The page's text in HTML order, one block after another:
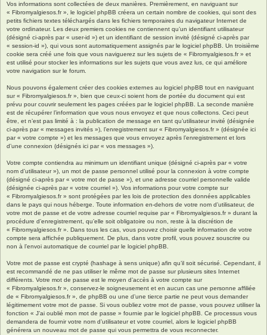
Vos informations sont collectées de deux manières. Premièrement, en naviguant sur
« Fibromyalgiesos.fr », le logiciel phpBB créera un certain nombre de cookies, qui sont des
petits fichiers textes téléchargés dans les fichiers temporaires du navigateur Internet de
votre ordinateur. Les deux premiers cookies ne contiennent qu’un identifiant utilisateur
(désigné ci-après par « user-id ») et un identifiant de session invité (désigné ci-après par
« session-id »), qui vous sont automatiquement assignés par le logiciel phpBB. Un troisième
cookie sera créé une fois que vous naviguerez sur les sujets de « Fibromyalgiesos.fr » et
est utilisé pour stocker les informations sur les sujets que vous avez lus, ce qui améliore
votre navigation sur le forum.
Nous pouvons également créer des cookies externes au logiciel phpBB tout en naviguant
sur « Fibromyalgiesos.fr », bien que ceux-ci soient hors de portée du document qui est
prévu pour couvrir seulement les pages créées par le logiciel phpBB. La seconde manière
est de récupérer l’information que vous nous envoyez et que nous collectons. Ceci peut
être, et n’est pas limité à : la publication de message en tant qu’utilisateur invité (désignée
ci-après par « messages invités »), l’enregistrement sur « Fibromyalgiesos.fr » (désignée ici
par « votre compte ») et les messages que vous envoyez après l’enregistrement et lors
d’une connexion (désignés ici par « vos messages »).
Votre compte contiendra au minimum un identifiant unique (désigné ci-après par « votre
nom d’utilisateur »), un mot de passe personnel utilisé pour la connexion à votre compte
(désigné ci-après par « votre mot de passe »), et une adresse courriel personnelle valide
(désignée ci-après par « votre courriel »). Vos informations pour votre compte sur
« Fibromyalgiesos.fr » sont protégées par les lois de protection des données applicables
dans le pays qui nous héberge. Toute information en-dehors de votre nom d’utilisateur, de
votre mot de passe et de votre adresse courriel requise par « Fibromyalgiesos.fr » durant la
procédure d’enregistrement, qu’elle soit obligatoire ou non, reste à la discrétion de
« Fibromyalgiesos.fr ». Dans tous les cas, vous pouvez choisir quelle information de votre
compte sera affichée publiquement. De plus, dans votre profil, vous pouvez souscrire ou
non à l’envoi automatique de courriel par le logiciel phpBB.
Votre mot de passe est crypté (hashage à sens unique) afin qu’il soit sécurisé. Cependant, il
est recommandé de ne pas utiliser le même mot de passe sur plusieurs sites Internet
différents. Votre mot de passe est le moyen d’accès à votre compte sur
« Fibromyalgiesos.fr », conservez-le soigneusement et en aucun cas une personne affiliée
de « Fibromyalgiesos.fr », de phpBB ou une d’une tierce partie ne peut vous demander
légitimement votre mot de passe. Si vous oubliez votre mot de passe, vous pouvez utiliser la
fonction « J’ai oublié mon mot de passe » fournie par le logiciel phpBB. Ce processus vous
demandera de fournir votre nom d’utilisateur et votre courriel, alors le logiciel phpBB
générera un nouveau mot de passe qui vous permettra de vous reconnecter.